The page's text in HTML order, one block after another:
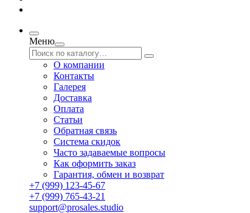
Меню
О компании
Контакты
Галерея
Доставка
Оплата
Статьи
Обратная связь
Система скидок
Часто задаваемые вопросы
Как оформить заказ
Гарантия, обмен и возврат
+7 (999) 123-45-67
+7 (999) 765-43-21
support@prosales.studio